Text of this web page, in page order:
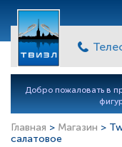
Добро пожаловать в
Главная > Магазин >
салатовое